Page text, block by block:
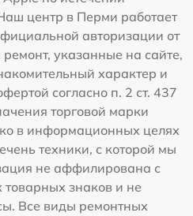
центр в Перми работает
авторизации от
указанные на сайте,
характер и
согласно п. 2 ст. 437
торговой марки
в информационных целях
техники, с которой мы
не аффилирована с
знаков и не
Все виды ремонтных